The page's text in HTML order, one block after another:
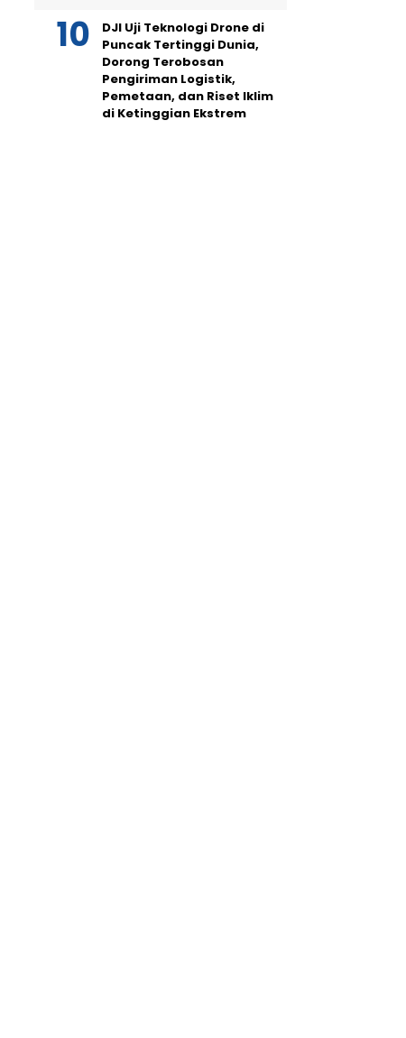
DJI Uji Teknologi Drone di
Puncak Tertinggi Dunia,
Dorong Terobosan
Pengiriman Logistik,
Pemetaan, dan Riset Iklim
di Ketinggian Ekstrem